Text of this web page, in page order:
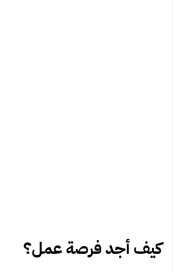
كيف أجد فرصة عمل؟